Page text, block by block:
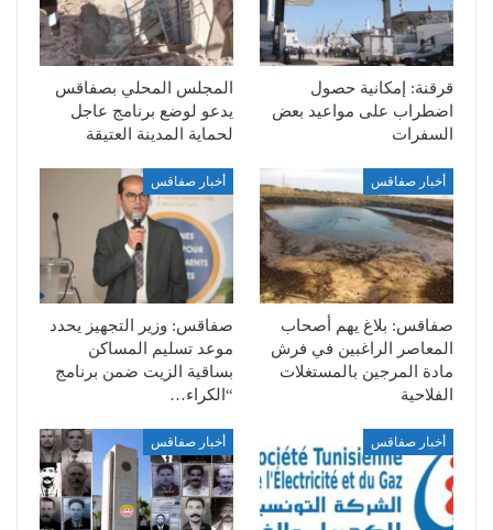
قرقنة: إمكانية حصول
اضطراب على مواعيد بعض
السفرات
المجلس المحلي بصفاقس
يدعو لوضع برنامج عاجل
لحماية المدينة العتيقة
أخبار صفاقس
صفاقس: بلاغ يهم أصحاب
المعاصر الراغبين في فرش
مادة المرجين بالمستغلات
الفلاحية
أخبار صفاقس
صفاقس: وزير التجهيز يحدد
موعد تسليم المساكن
بساقية الزيت ضمن برنامج
“الكراء…
أخبار صفاقس أخبار صفاقس